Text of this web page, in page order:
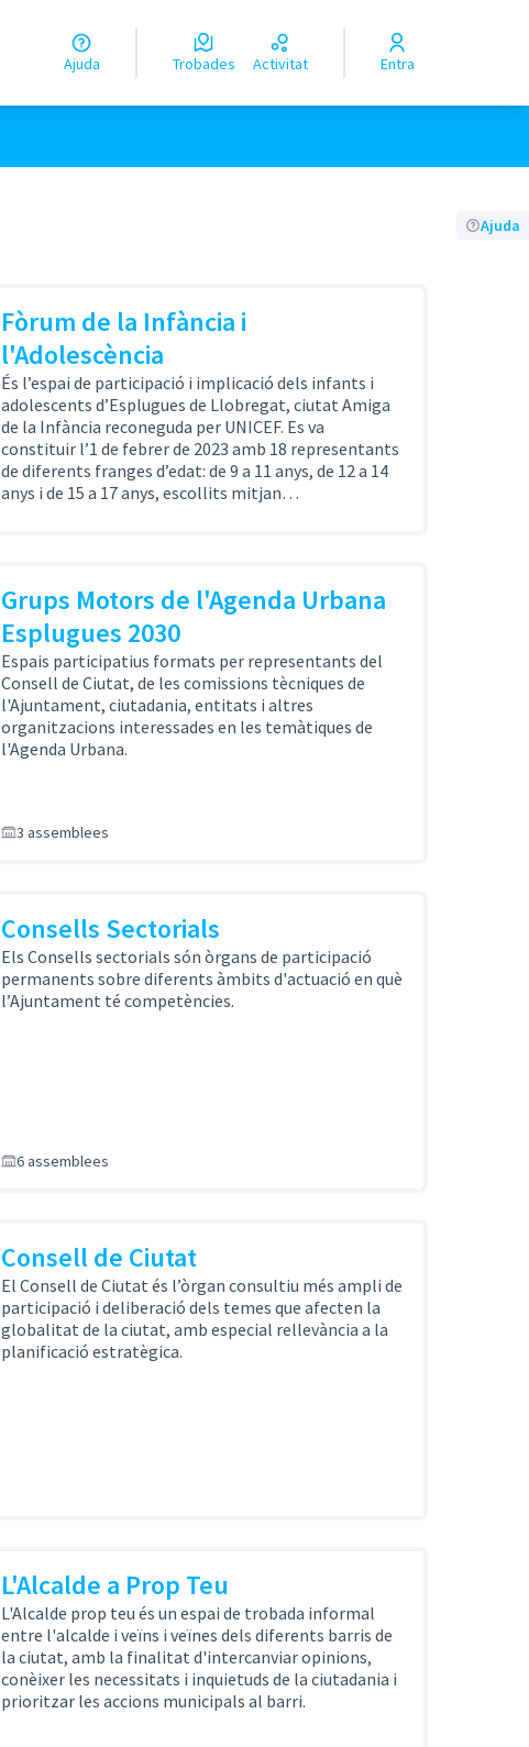
Ajuda Trobades Activitat Entra
Ajuda
Fòrum de la Infància i
l'Adolescència
És l’espai de participació i implicació dels infants i
adolescents d’Esplugues de Llobregat, ciutat Amiga
de la Infància reconeguda per UNICEF. Es va
constituir l’1 de febrer de 2023 amb 18 representants
de diferents franges d’edat: de 9 a 11 anys, de 12 a 14
anys i de 15 a 17 anys, escollits mitjan…
Grups Motors de l'Agenda Urbana
Esplugues 2030
Espais participatius formats per representants del
Consell de Ciutat, de les comissions tècniques de
l'Ajuntament, ciutadania, entitats i altres
organitzacions interessades en les temàtiques de
l'Agenda Urbana.
3 assemblees
Consells Sectorials
Els Consells sectorials són òrgans de participació
permanents sobre diferents àmbits d'actuació en què
l’Ajuntament té competències.
6 assemblees
Consell de Ciutat
El Consell de Ciutat és l’òrgan consultiu més ampli de
participació i deliberació dels temes que afecten la
globalitat de la ciutat, amb especial rellevància a la
planificació estratègica.
L'Alcalde a Prop Teu
L'Alcalde prop teu és un espai de trobada informal
entre l'alcalde i veïns i veïnes dels diferents barris de
la ciutat, amb la finalitat d'intercanviar opinions,
conèixer les necessitats i inquietuds de la ciutadania i
prioritzar les accions municipals al barri.